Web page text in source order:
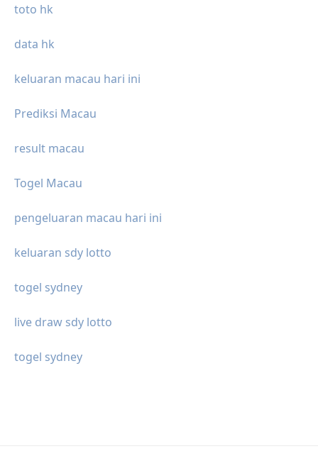
toto hk
data hk
keluaran macau hari ini
Prediksi Macau
result macau
Togel Macau
pengeluaran macau hari ini
keluaran sdy lotto
togel sydney
live draw sdy lotto
togel sydney